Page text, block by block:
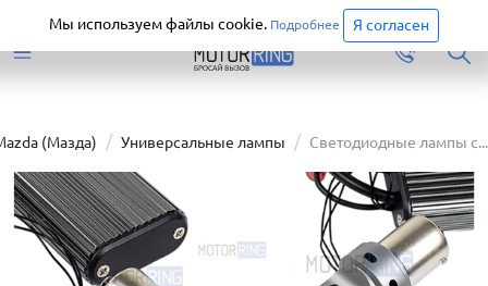
Перейти
(Мазда) Универсальные лампы Светодиодные лампы с...
Мы используем файлы cookie. Подробнее Я согласен